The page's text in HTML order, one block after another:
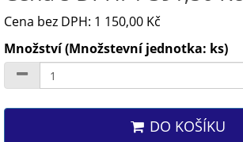
Cena bez DPH: 1 150,00 Kč
Množství (Množstevní jednotka: ks)
DO KOŠÍKU